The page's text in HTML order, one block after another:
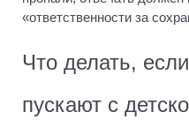
«ответственности за
Что делать,
пускают с